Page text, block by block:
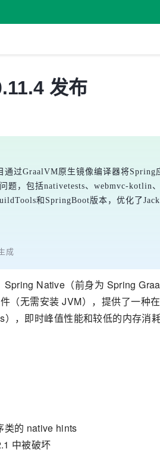
发布
通过GraalVM原生镜像编译器将
题，包括nativetests、webmvc-
和SpringBoot版本，优化了
成
Spring Native（前身为 Spring
（无需安装 JVM），提供了一种
，即时峰值性能和较低的内存
类的 native hints
中被破坏